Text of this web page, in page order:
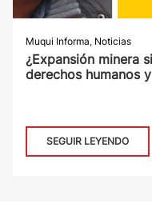
Muqui Informa, Noticias
¿Expansión minera
derechos humanos
SEGUIR LEYENDO